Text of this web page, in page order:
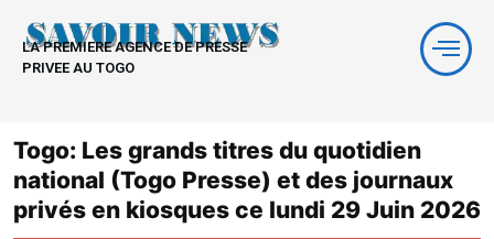
contenu
LA PREMIERE AGENCE DE PRESSE
PRIVEE AU TOGO
Togo: Les grands titres du quotidien
national (Togo Presse) et des journaux
privés en kiosques ce lundi 29 Juin 2026